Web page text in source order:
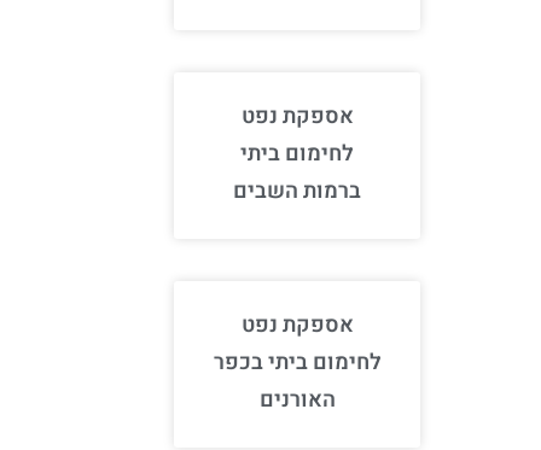
אספקת נפט
לחימום ביתי
ברמות השבים
אספקת נפט
לחימום ביתי בכפר
האורנים